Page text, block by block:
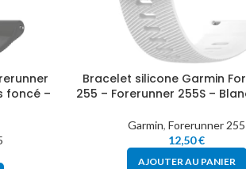
foncé –
Bracelet silicone Garmin
255 – Forerunner 255S –
Garmin,Forerunner 255
12,50€
AJOUTER AU PANIER